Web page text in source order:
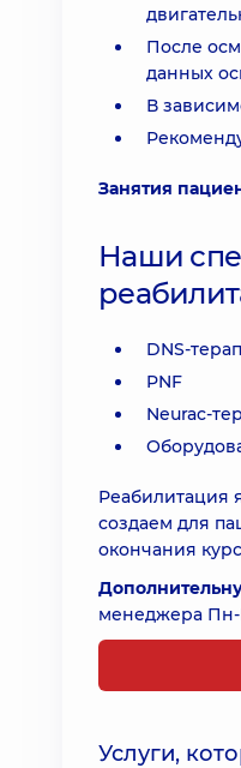
После
данных
В
Занятия
Наши
DNS-
PNF
Neurac-
Реабилитация
создаем для
окончания
менеджера Пн-
Услуги,